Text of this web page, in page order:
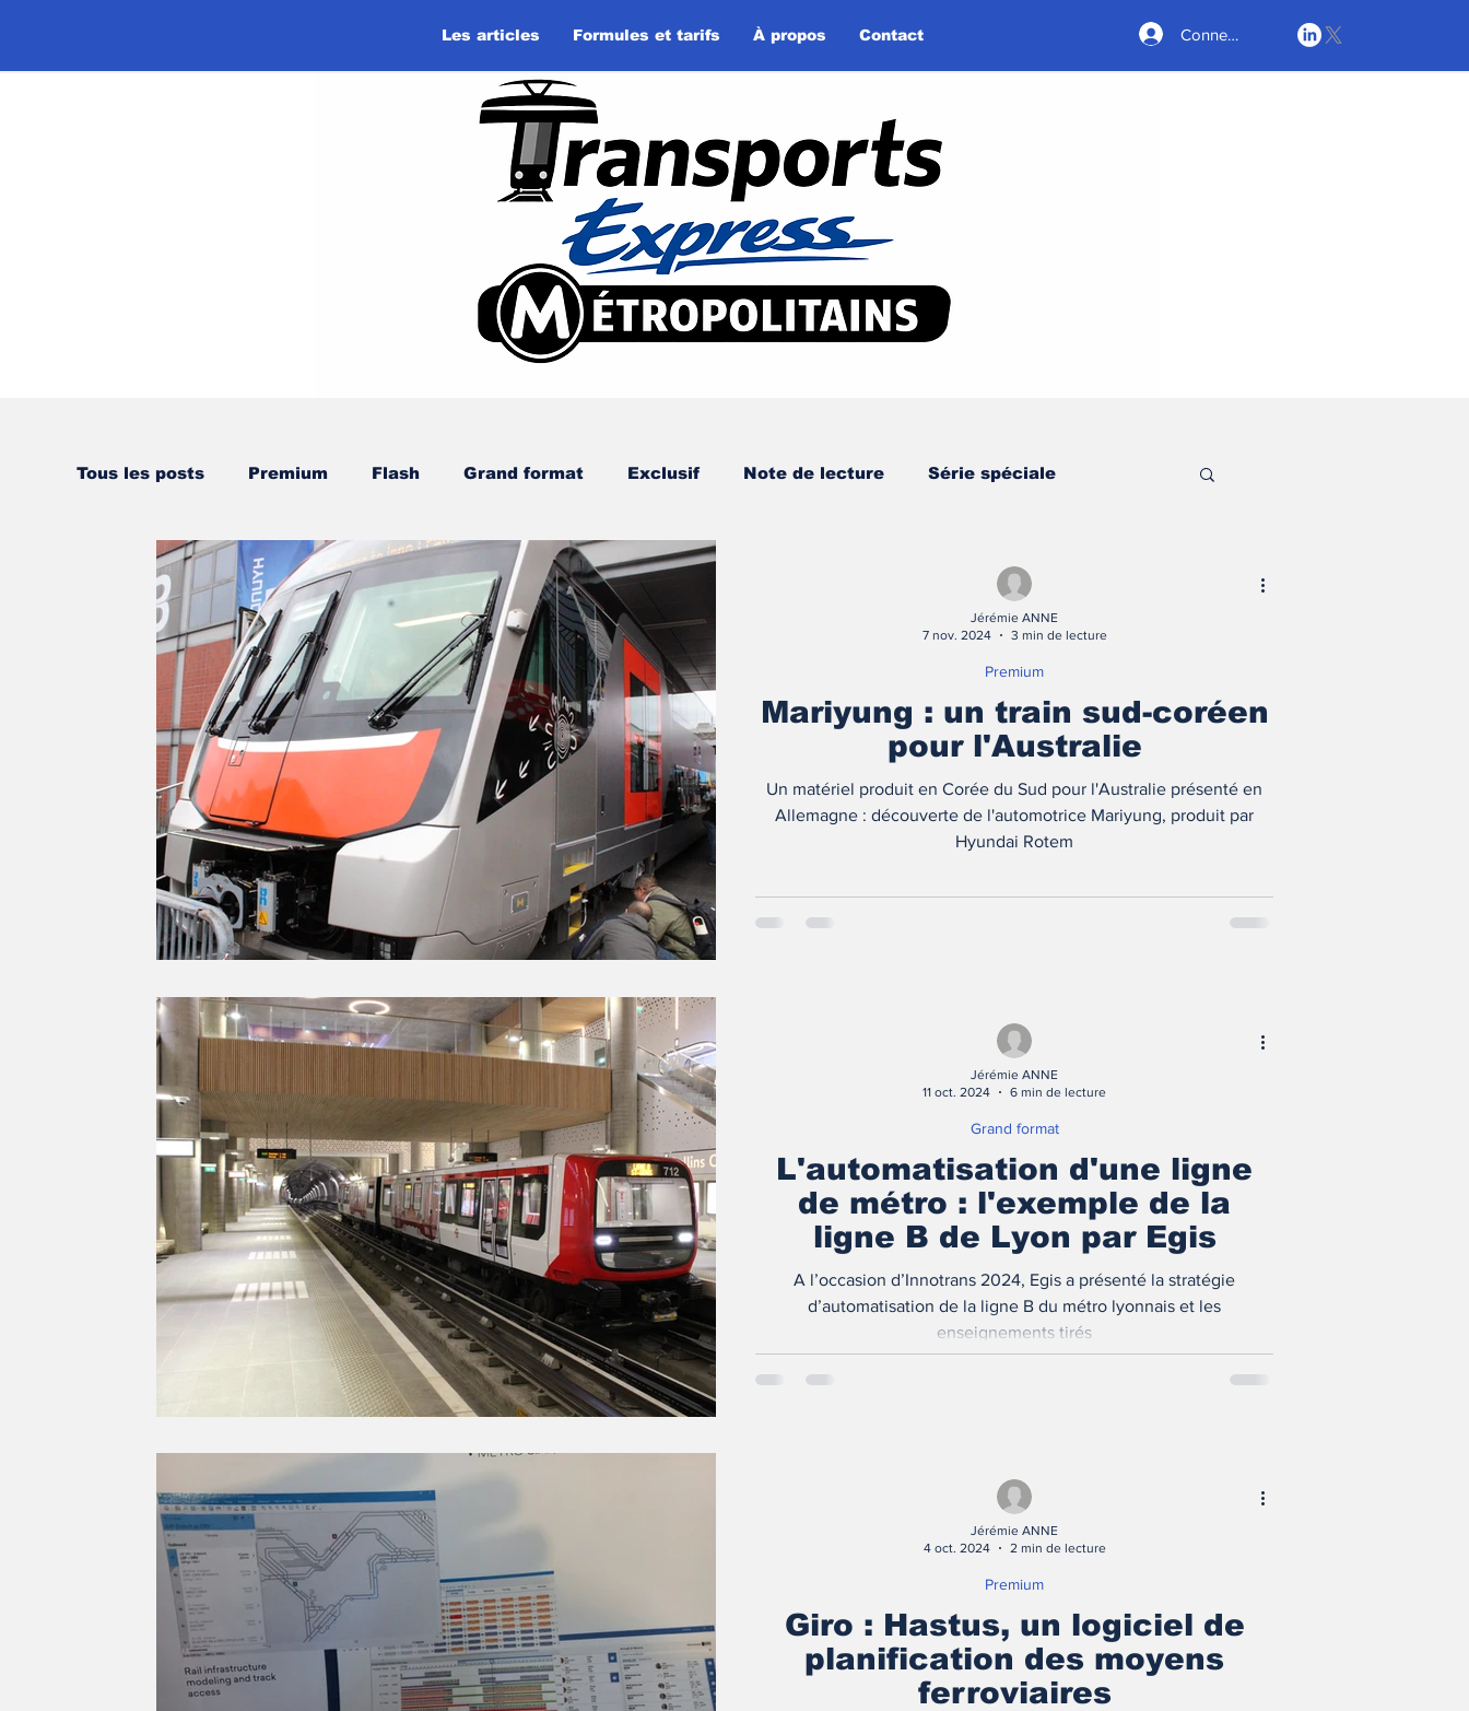
Les articles Formules et tarifs À propos Contact Connexion
Tous les posts Premium Flash Grand format Exclusif Note de lecture Série spéciale
Série d'été
Mariyung : un train sud-coréen
pour l'Australie
Un matériel produit en Corée du Sud pour l'Australie présenté en
Allemagne : découverte de l'automotrice Mariyung, produit par
Hyundai Rotem
Premium
Jérémie ANNE
7 nov. 2024
3 min de lecture
L'automatisation d'une ligne
de métro : l'exemple de la
ligne B de Lyon par Egis
A l’occasion d’Innotrans 2024, Egis a présenté la stratégie
d’automatisation de la ligne B du métro lyonnais et les
enseignements tirés
Grand format
Jérémie ANNE
11 oct. 2024
6 min de lecture
Giro : Hastus, un logiciel de
planification des moyens
ferroviaires
Premium
Jérémie ANNE
4 oct. 2024
2 min de lecture